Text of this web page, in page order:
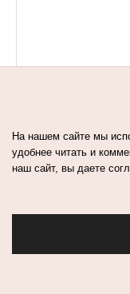
На нашем сайте мы
удобнее читать и
наш сайт, вы даете